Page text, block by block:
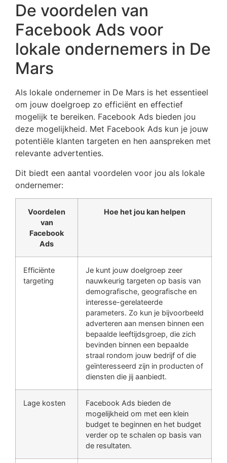
De voordelen van
Facebook Ads voor
lokale ondernemers in De
Mars
Als lokale ondernemer in De Mars is het essentieel
om jouw doelgroep zo efficiënt en effectief
mogelijk te bereiken. Facebook Ads bieden jou
deze mogelijkheid. Met Facebook Ads kun je jouw
potentiële klanten targeten en hen aanspreken met
relevante advertenties.
Dit biedt een aantal voordelen voor jou als lokale
ondernemer:
Voordelen
van
Facebook
Ads
Hoe het jou kan helpen
Efficiënte
targeting
Je kunt jouw doelgroep zeer
nauwkeurig targeten op basis van
demografische, geografische en
interesse-gerelateerde
parameters. Zo kun je bijvoorbeeld
adverteren aan mensen binnen een
bepaalde leeftijdsgroep, die zich
bevinden binnen een bepaalde
straal rondom jouw bedrijf of die
geïnteresseerd zijn in producten of
diensten die jij aanbiedt.
Lage kosten
Facebook Ads bieden de
mogelijkheid om met een klein
budget te beginnen en het budget
verder op te schalen op basis van
de resultaten.